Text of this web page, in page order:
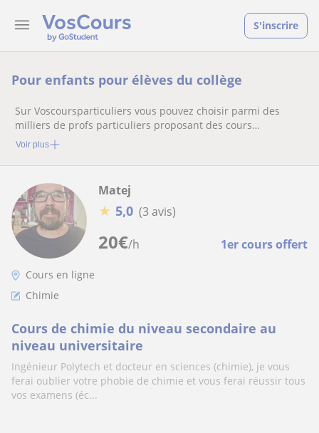
S'inscrire
Pour enfants pour élèves du collège
Sur Voscoursparticuliers vous pouvez choisir parmi des
milliers de profs particuliers proposant des cours
particuliers
Voir plus
20€/h 1er cours offert
Matej
★ 5,0 (3 avis)
Cours en ligne
Chimie
Cours de chimie du niveau secondaire au
niveau universitaire
Ingénieur Polytech et docteur en sciences (chimie), je vous
ferai oublier votre phobie de chimie et vous ferai réussir tous
vos examens (éc...